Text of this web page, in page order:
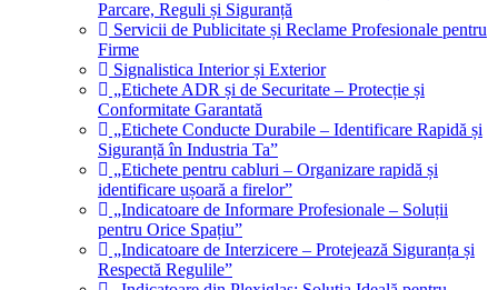
Parcare, Reguli și Siguranță
Servicii de Publicitate și Reclame Profesionale pentru
Firme
Signalistica Interior și Exterior
„Etichete ADR și de Securitate – Protecție și
Conformitate Garantată
„Etichete Conducte Durabile – Identificare Rapidă și
Siguranță în Industria Ta”
„Etichete pentru cabluri – Organizare rapidă și
identificare ușoară a firelor”
„Indicatoare de Informare Profesionale – Soluții
pentru Orice Spațiu”
„Indicatoare de Interzicere – Protejează Siguranța și
Respectă Regulile”